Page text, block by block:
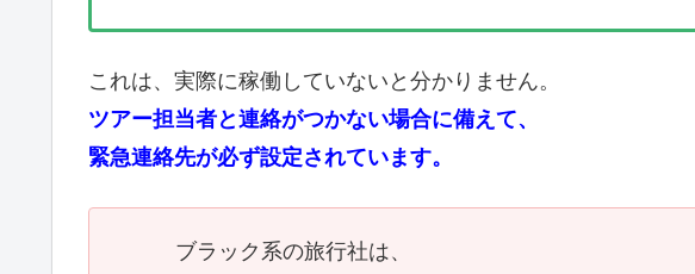
これは、実際に稼働していないと分かりません。
ツアー担当者と連絡がつかない場合に備えて、
緊急連絡先が必ず設定されています。
ブラック系の旅行社は、